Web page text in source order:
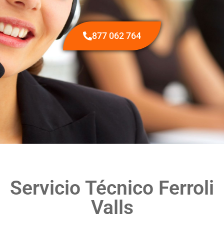
877 062 764
Servicio Técnico Ferroli
Valls